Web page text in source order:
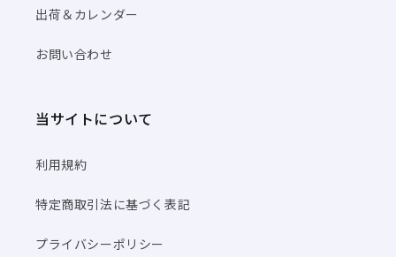
出荷＆カレンダー
お問い合わせ
当サイトについて
利用規約
特定商取引法に基づく表記
プライバシーポリシー